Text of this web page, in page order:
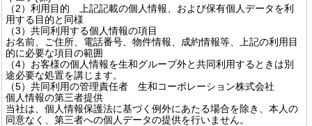
（2）利用目的 上記記載の個人情報、および保有個人データを利
用する目的と同様
（3）共同利用する個人情報の項目
お名前、ご住所、電話番号、物件情報、成約情報等、上記の利用目
的に必要な項目の範囲
（4）お客様の個人情報を生和グループ外と共同利用するときは別
途必要な処置を講じます。
（5）共同利用の管理責任者 生和コーポレーション株式会社
個人情報の第三者提供
当社は、個人情報保護法に基づく例外にあたる場合を除き、本人の
同意なく、第三者への個人データの提供を行いません。